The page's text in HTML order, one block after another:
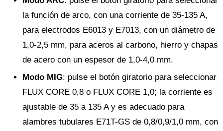
la función de arco, con una corriente de 35-135 A,
para electrodos E6013 y E7013, con un diámetro de
1,0-2,5 mm, para aceros al carbono, hierro y chapas
de acero con un espesor de 1,0-4,0 mm.
Modo MIG: pulse el botón giratorio para seleccionar
FLUX CORE 0,8 o FLUX CORE 1,0; la corriente es
ajustable de 35 a 135 A y es adecuado para
alambres tubulares E71T-GS de 0,8/0,9/1,0 mm, con